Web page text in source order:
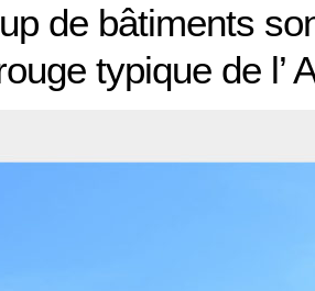
de bâtiments
typique de l’